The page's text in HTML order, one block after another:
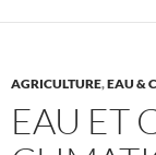
AGRICULTURE,EAU &
EAU ET